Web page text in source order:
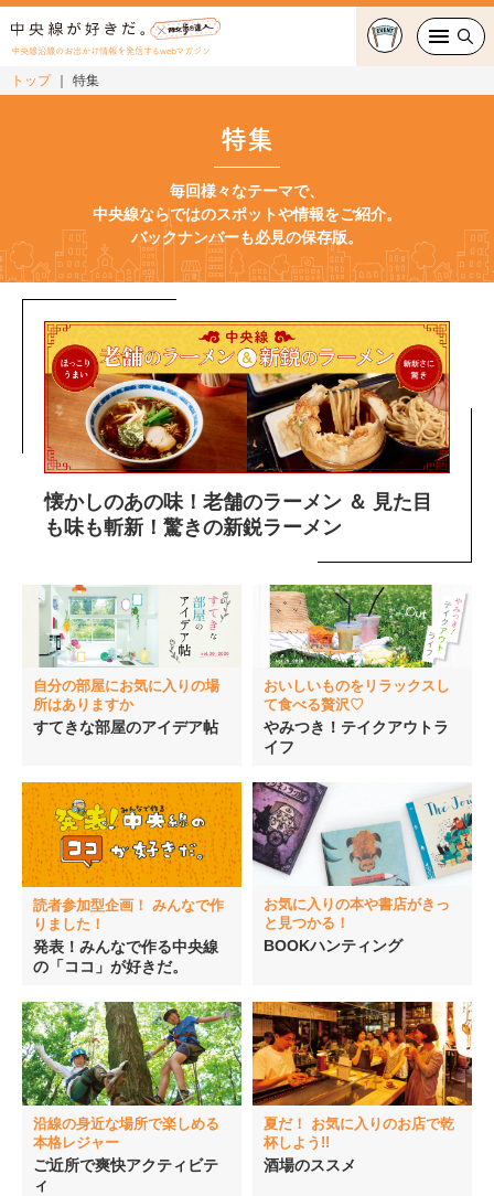
中央線沿線のお出かけ情報を発信するwebマガジン
スイーツ・テイクアウト
おでかけ
ショッピング
中央線カルチャー
特集
連載
中央線フェス
おしらせ
駅から探す
トップ 特集
特集
毎回様々なテーマで、
中央線ならではのスポットや情報をご紹介。
バックナンバーも必見の保存版。
懐かしのあの味！老舗のラーメン ＆ 見た目
も味も斬新！驚きの新鋭ラーメン
自分の部屋にお気に入りの場
所はありますか
すてきな部屋のアイデア帖
おいしいものをリラックスし
て食べる贅沢♡
やみつき！テイクアウトラ
イフ
読者参加型企画！ みんなで作
りました！
発表！みんなで作る中央線
の「ココ」が好きだ。
お気に入りの本や書店がきっ
と見つかる！
BOOKハンティング
沿線の身近な場所で楽しめる
本格レジャー
ご近所で爽快アクティビテ
ィ
夏だ！ お気に入りのお店で乾
杯しよう!!
酒場のススメ